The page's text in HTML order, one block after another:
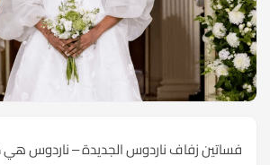
فساتين زفاف ناردوس الجديدة – ناردوس هي